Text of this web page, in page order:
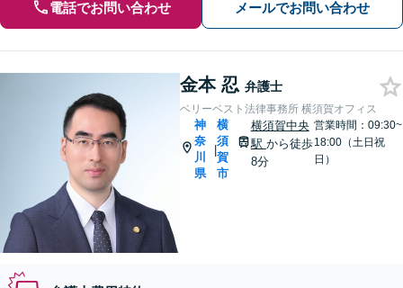
電話でお問い合わせ メールでお問い合わせ
金本 忍 弁護士
ベリーベスト法律事務所 横須賀オフィス
神
奈
川
県
|
横
須
賀
市
横須賀中央
駅 から徒歩
8分
営業時間：09:30~
18:00（土日祝
日）